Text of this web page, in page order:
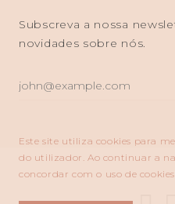
Subscreva a nossa
novidades sobre nós.
SEU
Este site utiliza cookies para
do utilizador. Ao continuar a
concordar com o uso de